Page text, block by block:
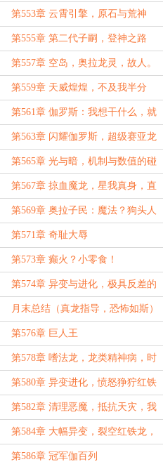
的异变
第553章 云霄引擎，原石与荒神
第555章 第二代子嗣，登神之路
第557章 空岛，奥拉龙灵，故人。
第559章 天威煌煌，不及我半分
第561章 伽罗斯：我想干什么，就
干什么！
第563章 闪耀伽罗斯，超级赛亚龙
第565章 光与暗，机制与数值的碰
撞（高潮大章，求月票）
第567章 掠血魔龙，星我真身，直
死之眼
第569章 奥拉子民：魔法？狗头人
都不学！
第571章 奇耻大辱
第573章 癫火？小零食！
第574章 异变与进化，极具反差的
女王（求月票）
月末总结（真龙指导，恐怖如斯）
第576章 巨人王
第578章 嗜法龙，龙类精神病，时
间权能
第580章 异变进化，愤怒狰狞红铁
龙
第582章 清理恶魔，抵抗天灾，我
是天生正义的红铁救世主
第584章 大幅异变，裂空红铁龙，
决斗
第586章 冠军伽百列